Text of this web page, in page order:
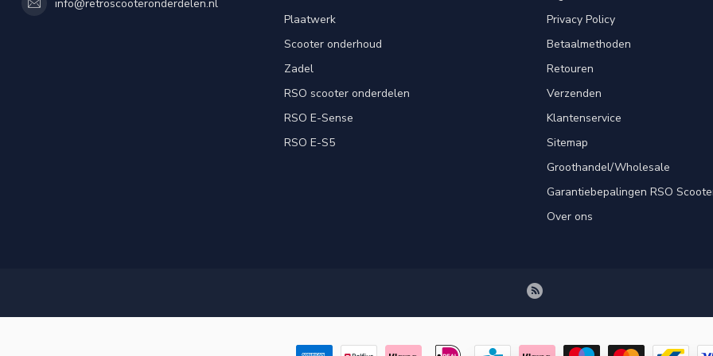
info@retroscooteronderdelen.nl
Plaatwerk
Scooter onderhoud
Zadel
RSO scooter onderdelen
RSO E-Sense
RSO E-S5
Privacy Policy
Betaalmethoden
Retouren
Verzenden
Klantenservice
Sitemap
Groothandel/Wholesale
Garantiebepalingen RSO
Over ons